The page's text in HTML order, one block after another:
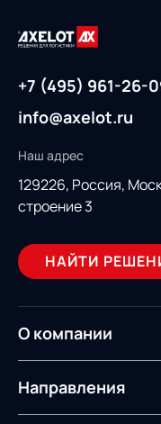
+7 (495) 961-26-
info@axelot.ru
Наш адрес
129226, Россия,
строение 3
НАЙТИ
О компании
О компании
Направления